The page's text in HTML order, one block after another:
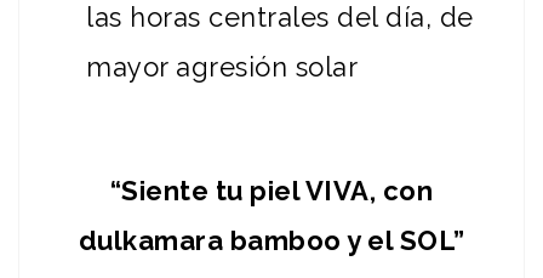
las horas centrales del día, de
mayor agresión solar
“Siente tu piel VIVA, con
dulkamara bamboo y el SOL”